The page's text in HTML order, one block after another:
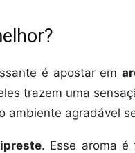
é apostar em
trazem uma
ambiente agradável
. Esse aroma é